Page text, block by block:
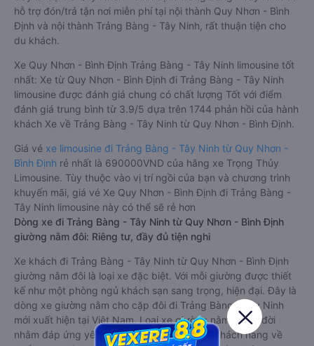
hỗ trợ đón/trả tận nơi miễn phí tại nội thành Quy Nhơn - Bình
Định và nội thành Trảng Bàng - Tây Ninh, rất thuận tiện cho
du khách.
Xe Quy Nhơn - Bình Định Trảng Bàng - Tây Ninh limousine tốt
nhất: Xe từ Quy Nhơn - Bình Định đi Trảng Bàng - Tây Ninh
limousine được đánh giá chung có chất lượng Tốt với điểm
đánh giá trung bình từ 3.9/5 dựa trên 1744 phản hồi của hành
khách Xe về Trảng Bàng - Tây Ninh từ Quy Nhơn - Bình Định.
Giá vé xe limousine đi Trảng Bàng - Tây Ninh từ Quy Nhơn -
Bình Định rẻ nhất là 690000VND của hãng xe Trọng Thủy
Limousine. Tùy thuộc vào vị trí ngồi của bạn và chương trình
khuyến mãi, giá vé Xe Quy Nhơn - Bình Định đi Trảng Bàng -
Tây Ninh limousine này có thể sẽ rẻ hơn
Dòng xe đi Trảng Bàng - Tây Ninh từ Quy Nhơn - Bình Định
giường nằm đôi: Riêng tư, đầy đủ tiện nghi
Xe khách đi Trảng Bàng - Tây Ninh từ Quy Nhơn - Bình Định
giường nằm đôi là loại xe đặc biệt. Với mỗi giường được thiết
kế như một phòng ngủ khách sạn sang trọng, hiện đại. Đây là
dòng xe giường nằm cho cặp đôi đi Trảng Bàng - Tây Ninh
mới xuất hiện tại Việt Nam. Loại xe giường nằm đôi ra đời
nhằm đáp ứng yêu cầu ngày càng cao của khách hàng về